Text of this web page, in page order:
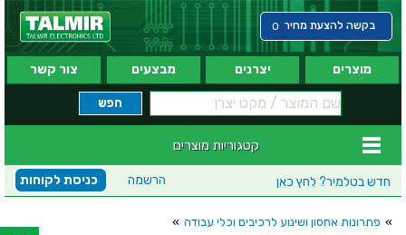
בקשה להצעת מחיר 0
מוצרים יצרנים מבצעים צור קשר
קטגוריות מוצרים
חדש בטלמיר? לחץ כאן כניסת לקוחות הרשמה
» פתרונות אחסון ושינוע לרכיבים וכלי עבודה »